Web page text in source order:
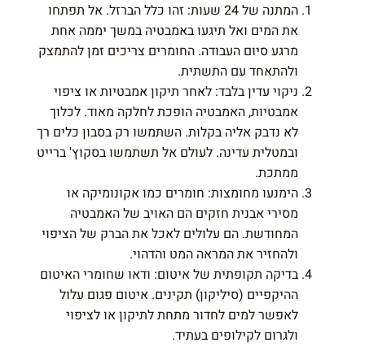
המתנה של 24 שעות: זהו כלל הברזל. אל תפתחו
את המים ואל תיגעו באמבטיה במשך יממה אחת
מרגע סיום העבודה. החומרים צריכים זמן להתמצק
ולהתאחד עם התשתית.
ניקוי עדין בלבד: לאחר תיקון אמבטיות או ציפוי
אמבטיות, האמבטיה הופכת לחלקה מאוד. לכלוך
לא נדבק אליה בקלות. השתמשו רק בסבון כלים רך
ובמטלית עדינה. לעולם אל תשתמשו בסקוץ' ברייט
ממתכת.
הימנעו מחומצות: חומרים כמו אקונומיקה או
מסירי אבנית חזקים הם האויב של האמבטיה
המחודשת. הם עלולים לאכל את הברק של הציפוי
ולהחזיר את המראה המט והדהוי.
בדיקה תקופתית של איטום: ודאו שחומרי האיטום
ההיקפיים (סיליקון) תקינים. איטום פגום עלול
לאפשר למים לחדור מתחת לתיקון או לציפוי
ולגרום לקילופים בעתיד.